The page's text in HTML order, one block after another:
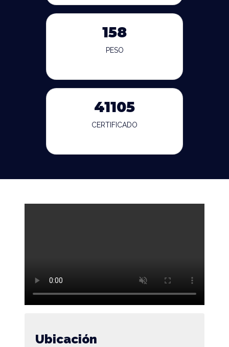
158
PESO
41105
CERTIFICADO
Ubicación